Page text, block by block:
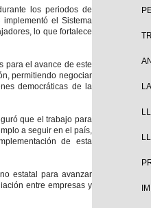
los periodos de
el Sistema
lo que fortalece
para el avance de este
permitiendo negociar
democráticas de la
que el trabajo para
a seguir en el país,
de esta
estatal para avanzar
entre empresas y